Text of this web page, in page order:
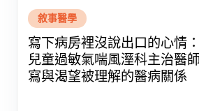
敘事醫學
寫下病房裡沒說出口的心情
兒童過敏氣喘風溼科主治醫
寫與渴望被理解的醫病關係